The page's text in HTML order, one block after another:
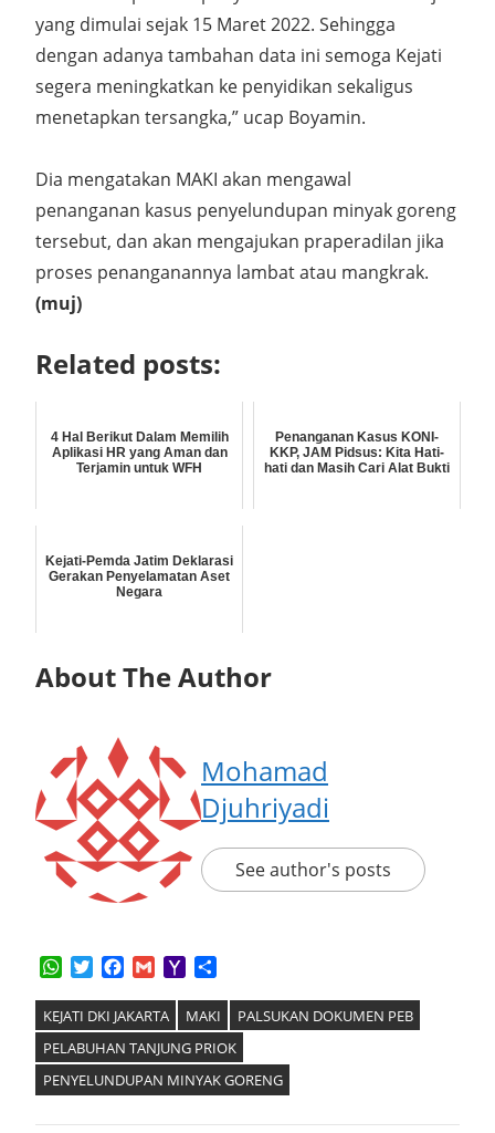
yang dimulai sejak 15 Maret 2022. Sehingga
dengan adanya tambahan data ini semoga Kejati
segera meningkatkan ke penyidikan sekaligus
menetapkan tersangka,” ucap Boyamin.
Dia mengatakan MAKI akan mengawal
penanganan kasus penyelundupan minyak goreng
tersebut, dan akan mengajukan praperadilan jika
proses penanganannya lambat atau mangkrak.
(muj)
Related posts:
4 Hal Berikut Dalam Memilih
Aplikasi HR yang Aman dan
Terjamin untuk WFH
Penanganan Kasus KONI-
KKP, JAM Pidsus: Kita Hati-
hati dan Masih Cari Alat Bukti
Kejati-Pemda Jatim Deklarasi
Gerakan Penyelamatan Aset
Negara
About The Author
Mohamad
Djuhriyadi
See author's posts
WhatsApp
TwitterFacebook
GmailYahoo
KEJATI DKI JAKARTA MAKI
PALSUKAN DOKUMEN PEB
PELABUHAN TANJUNG PRIOK
PENYELUNDUPAN MINYAK GORENG